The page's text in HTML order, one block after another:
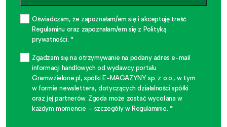
Oświadczam, że zapoznałam/em się i akceptuję treść
Regulaminu oraz zapoznałam/em się z Polityką
prywatności. *
Zgadzam się na otrzymywanie na podany adres e-mail
informacji handlowych od wydawcy portalu
Gramwzielone.pl, spółki E-MAGAZYNY sp. z o.o., w tym
w formie newslettera, dotyczących działalności spółki
oraz jej partnerów. Zgoda może zostać wycofana w
każdym momencie – szczegóły w Regulaminie. *